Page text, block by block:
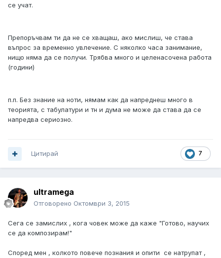
се учат.
Препоръчвам ти да не се хващаш, ако мислиш, че става
въпрос за временно увлечение. С няколко часа занимание,
нищо няма да се получи. Трябва много и целенасочена работа
(години)
п.п. Без знание на ноти, нямам как да напреднеш много в
теорията, с табулатури и тн и дума не може да става да се
напредва сериозно.
7
Цитирай
ultramega
Отговорено Октомври 3, 2015
Сега се замислих , кога човек може да каже "Готово, научих
се да композирам!"
Според мен , колкото повече познания и опити се натрупат ,